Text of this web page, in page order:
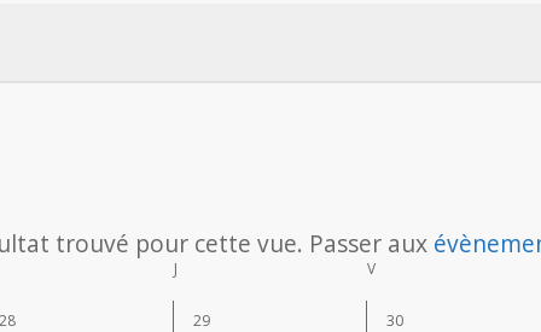
Notice
trouvé pour cette vue. Passer aux
J Vvendredi
0
28
0
29
0
30